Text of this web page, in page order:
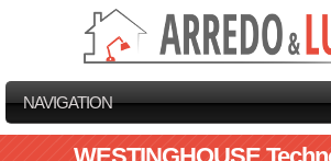
NAVIGATION